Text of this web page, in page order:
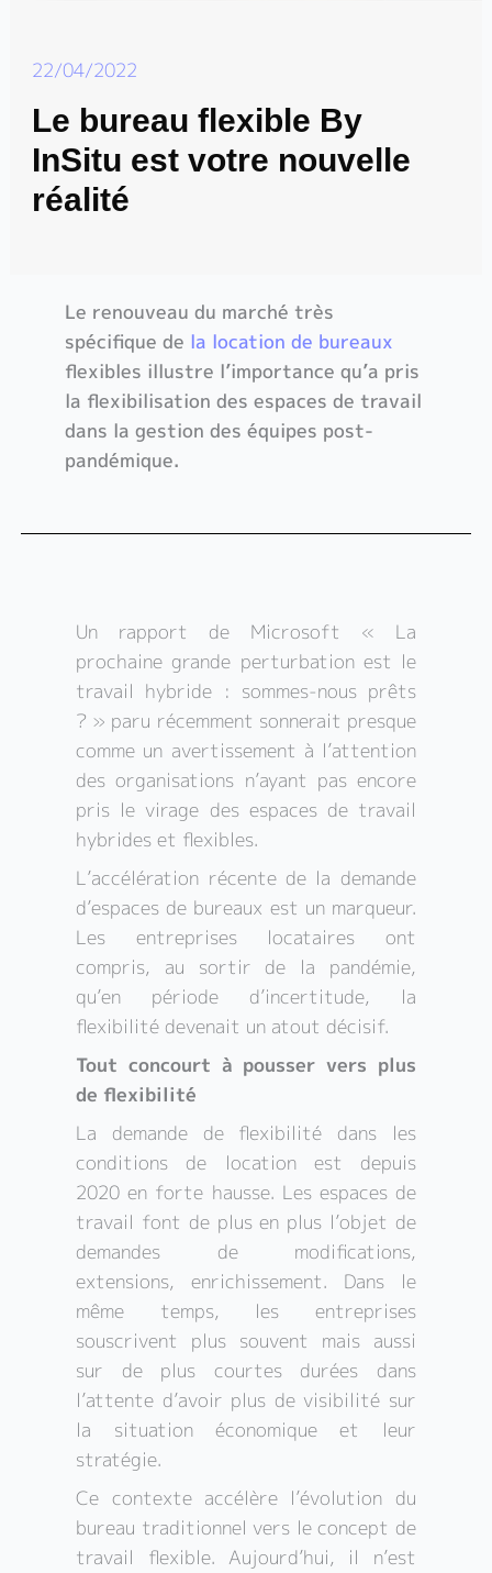
22/04/2022
Le bureau flexible By
InSitu est votre nouvelle
réalité
Le renouveau du marché très
spécifique de la location de bureaux
flexibles illustre l’importance qu’a pris
la flexibilisation des espaces de travail
dans la gestion des équipes post-
pandémique.
Un rapport de Microsoft « La
prochaine grande perturbation est le
travail hybride : sommes-nous prêts
? » paru récemment sonnerait presque
comme un avertissement à l’attention
des organisations n’ayant pas encore
pris le virage des espaces de travail
hybrides et flexibles.
L’accélération récente de la demande
d’espaces de bureaux est un marqueur.
Les entreprises locataires ont
compris, au sortir de la pandémie,
qu’en période d’incertitude, la
flexibilité devenait un atout décisif.
Tout concourt à pousser vers plus
de flexibilité
La demande de flexibilité dans les
conditions de location est depuis
2020 en forte hausse. Les espaces de
travail font de plus en plus l’objet de
demandes de modifications,
extensions, enrichissement. Dans le
même temps, les entreprises
souscrivent plus souvent mais aussi
sur de plus courtes durées dans
l’attente d’avoir plus de visibilité sur
la situation économique et leur
stratégie.
Ce contexte accélère l’évolution du
bureau traditionnel vers le concept de
travail flexible. Aujourd’hui, il n’est